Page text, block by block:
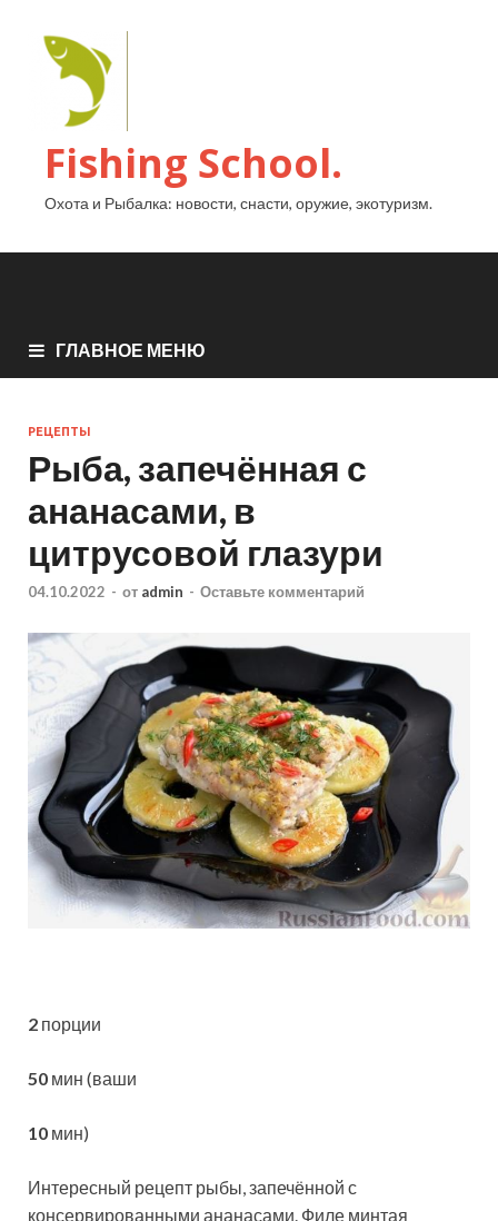
Fishing School.
Охота и Рыбалка: новости, снасти, оружие, экотуризм.
ГЛАВНОЕ МЕНЮ
РЕЦЕПТЫ
Рыба, запечённая с
ананасами, в
цитрусовой глазури
04.10.2022 - от admin - Оставьте комментарий
2 порции
50 мин (ваши
10 мин)
Интересный рецепт рыбы, запечённой с
консервированными ананасами. Филе минтая